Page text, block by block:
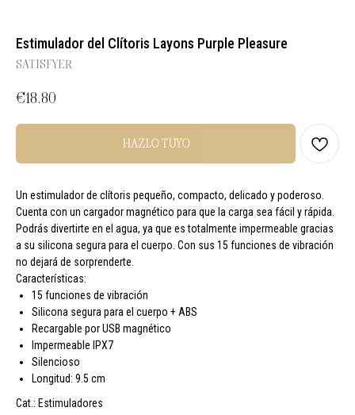
Estimulador del Clítoris Layons Purple Pleasure
SATISFYER
€18.80
HAZLO TUYO
Un estimulador de clítoris pequeño, compacto, delicado y poderoso.
Cuenta con un cargador magnético para que la carga sea fácil y rápida.
Podrás divertirte en el agua, ya que es totalmente impermeable gracias
a su silicona segura para el cuerpo. Con sus 15 funciones de vibración
no dejará de sorprenderte.
Características:
15 funciones de vibración
Silicona segura para el cuerpo + ABS
Recargable por USB magnético
Impermeable IPX7
Silencioso
Longitud: 9.5 cm
Cat.: Estimuladores